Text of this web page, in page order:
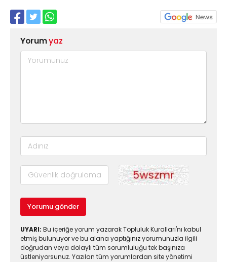
Yorumyaz
Yorumu gönder
UYARI: Bu içeriğe yorum yazarak Topluluk Kuralları'nı kabul
etmiş bulunuyor ve bu alana yaptığınız yorumunuzla ilgili
doğrudan veya dolaylı tüm sorumluluğu tek başınıza
üstleniyorsunuz. Yazılan tüm yorumlardan site yönetimi